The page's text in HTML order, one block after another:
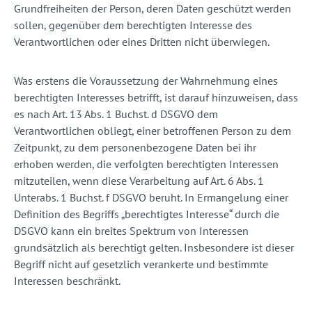
Grundfreiheiten der Person, deren Daten geschützt werden
sollen, gegenüber dem berechtigten Interesse des
Verantwortlichen oder eines Dritten nicht überwiegen.
Was erstens die Voraussetzung der Wahrnehmung eines
berechtigten Interesses betrifft, ist darauf hinzuweisen, dass
es nach Art. 13 Abs. 1 Buchst. d DSGVO dem
Verantwortlichen obliegt, einer betroffenen Person zu dem
Zeitpunkt, zu dem personenbezogene Daten bei ihr
erhoben werden, die verfolgten berechtigten Interessen
mitzuteilen, wenn diese Verarbeitung auf Art. 6 Abs. 1
Unterabs. 1 Buchst. f DSGVO beruht. In Ermangelung einer
Definition des Begriffs „berechtigtes Interesse“ durch die
DSGVO kann ein breites Spektrum von Interessen
grundsätzlich als berechtigt gelten. Insbesondere ist dieser
Begriff nicht auf gesetzlich verankerte und bestimmte
Interessen beschränkt.